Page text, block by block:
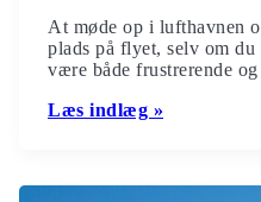
At møde op i lufthavnen
plads på flyet, selv om
være både frustrerende
Læs indlæg »